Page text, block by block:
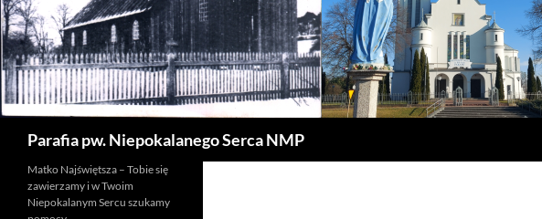
Parafia pw. Niepokalanego Serca NMP
Matko Najświętsza – Tobie się
zawierzamy i w Twoim
Niepokalanym Sercu szukamy